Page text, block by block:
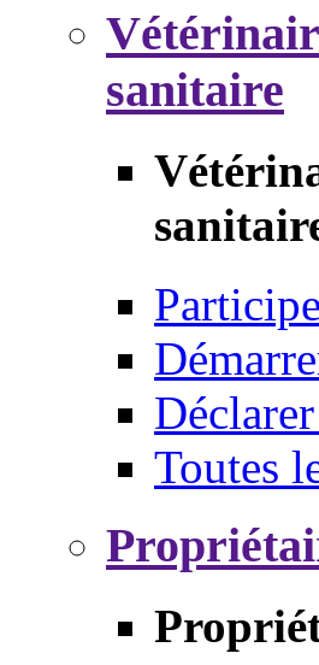
sanitaire
Toutes